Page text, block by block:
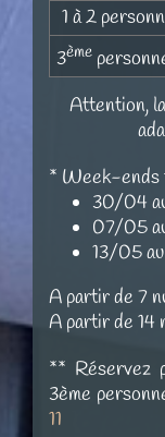
1 à 2
3ème
Attention,
* Week-ends
30/04
07/05
13/05
A partir de 7
A partir de 14
** Réservez
3ème
11